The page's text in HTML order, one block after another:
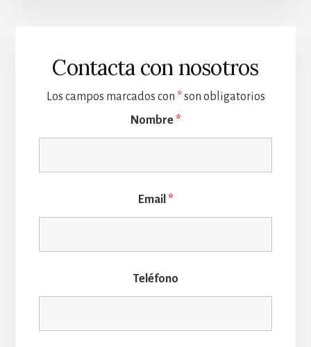
Contacta con nosotros
Los campos marcados con *son obligatorios
Nombre *
Email *
Teléfono